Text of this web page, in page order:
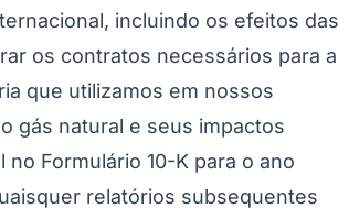
Palmeiras
incluindo os efeitos das
os contratos necessários para a
que utilizamos em nossos
gás natural e seus impactos
Formulário 10-K para o ano
relatórios subsequentes